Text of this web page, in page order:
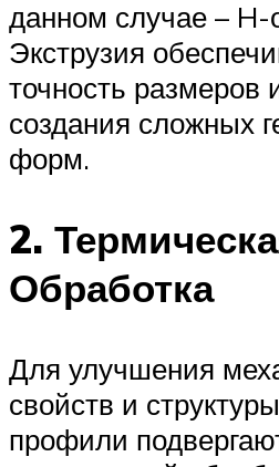
данном случае – H-
Экструзия
точность размеров
создания сложных
форм.
2.
Обработка
Для улучшения
свойств и
профили